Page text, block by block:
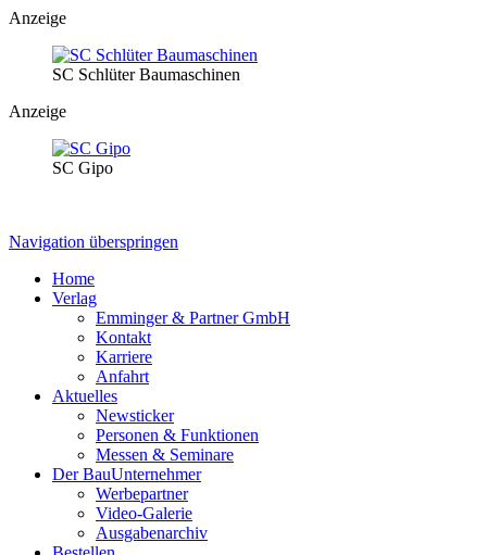
Anzeige
SC Schlüter Baumaschinen
Anzeige
SC Gipo
Navigation überspringen
Home
Verlag
Emminger & Partner GmbH
Kontakt
Karriere
Anfahrt
Aktuelles
Newsticker
Personen & Funktionen
Messen & Seminare
Der BauUnternehmer
Werbepartner
Video-Galerie
Ausgabenarchiv